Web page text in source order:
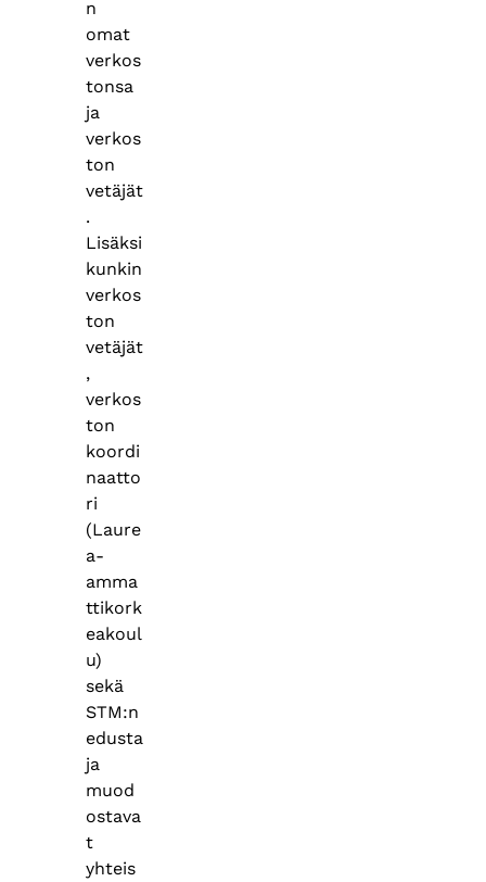
n
omat
verkos
tonsa
ja
verkos
ton
vetäjät
.
Lisäksi
kunkin
verkos
ton
vetäjät
,
verkos
ton
koordi
naatto
ri
(Laure
a-
amma
ttikork
eakoul
u)
sekä
STM:n
edusta
ja
muod
ostava
t
yhteis